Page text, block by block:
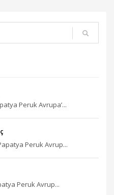
Peruk Avrupa’...
Peruk Avrup...
Peruk Avrup...